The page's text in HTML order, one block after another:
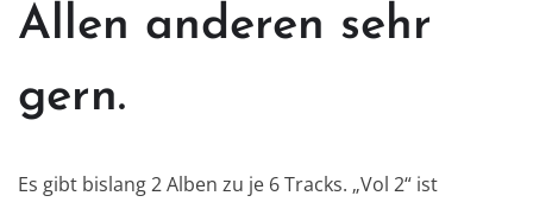
Allen anderen sehr
gern.
Es gibt bislang 2 Alben zu je 6 Tracks. „Vol 2“ ist